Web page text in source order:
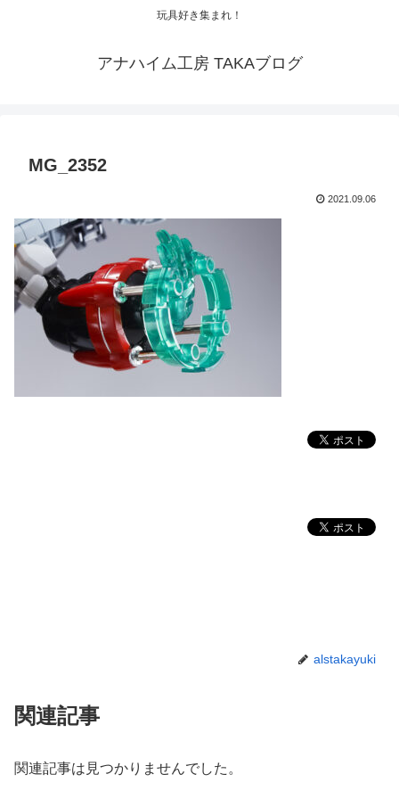
玩具好き集まれ！
アナハイム工房 TAKAブログ
MG_2352
2021.09.06
alstakayuki
関連記事
関連記事は見つかりませんでした。